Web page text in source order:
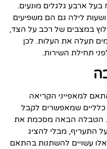
ארבע גלגלים מונעים.
לילה גם הם משפיעים
במצבים של רכב על הצד,
תעלה את העלות. לכן
תחילת השירות.
למאפייני הקריאה
כלליים שמאפשרים לקבל
הטבלה הבאה מסכמת את
התעריף, מבלי להציג
עשויים להשתנות בהתאם